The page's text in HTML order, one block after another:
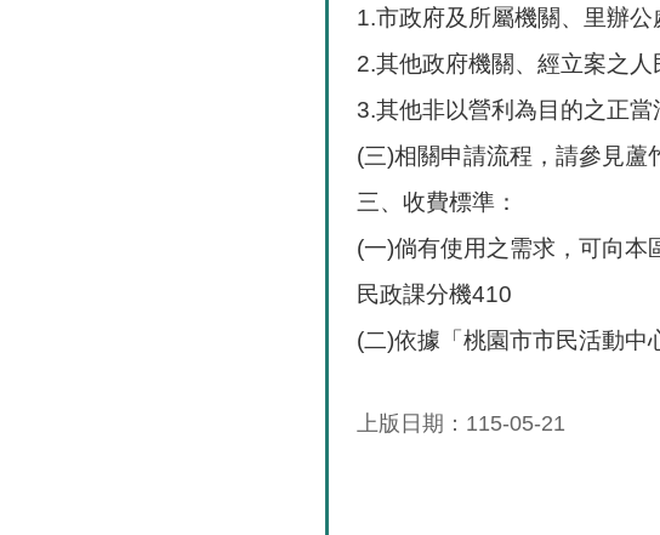
1.市政府及所屬機關、里辦
2.其他政府機關、經立案之人
3.其他非以營利為目的之正當
(三)相關申請流程，請參見蘆
三、收費標準：
(一)倘有使用之需求，可向
民政課分機410
(二)依據「桃園市市民活動中
上版日期：115-05-21